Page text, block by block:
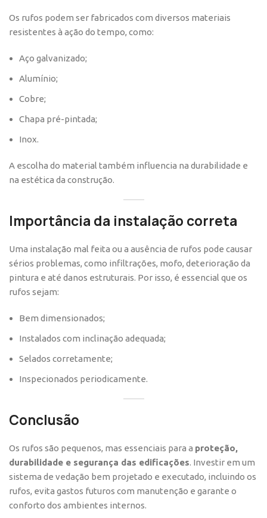
Os rufos podem ser fabricados com diversos materiais
resistentes à ação do tempo, como:
Aço galvanizado;
Alumínio;
Cobre;
Chapa pré-pintada;
Inox.
A escolha do material também influencia na durabilidade e
na estética da construção.
Importância da instalação correta
Uma instalação mal feita ou a ausência de rufos pode causar
sérios problemas, como infiltrações, mofo, deterioração da
pintura e até danos estruturais. Por isso, é essencial que os
rufos sejam:
Bem dimensionados;
Instalados com inclinação adequada;
Selados corretamente;
Inspecionados periodicamente.
Conclusão
Os rufos são pequenos, mas essenciais para a proteção,
durabilidade e segurança das edificações. Investir em um
sistema de vedação bem projetado e executado, incluindo os
rufos, evita gastos futuros com manutenção e garante o
conforto dos ambientes internos.